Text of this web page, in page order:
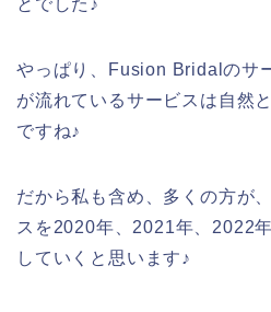
やっぱり、Fusion Bridalのサ
が流れているサービスは自然
ですね♪
だから私も含め、多くの方が
スを2020年、2021年、2022
していくと思います♪